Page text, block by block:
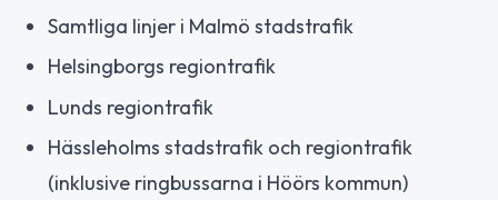
Samtliga linjer i Malmö stadstrafik
Helsingborgs regiontrafik
Lunds regiontrafik
Hässleholms stadstrafik och regiontrafik
(inklusive ringbussarna i Höörs kommun)